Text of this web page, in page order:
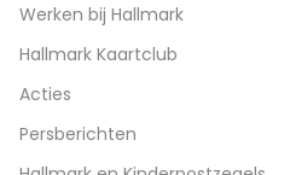
Werken bij Hallmark
Hallmark Kaartclub
Acties
Persberichten